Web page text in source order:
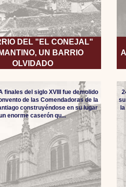
DEL "EL CONEJAL"
UN BARRIO
OLVIDADO
finales del siglo XVIII fue demolido
de las Comendadoras de la
construyéndose en su lugar
enorme caserón qu...